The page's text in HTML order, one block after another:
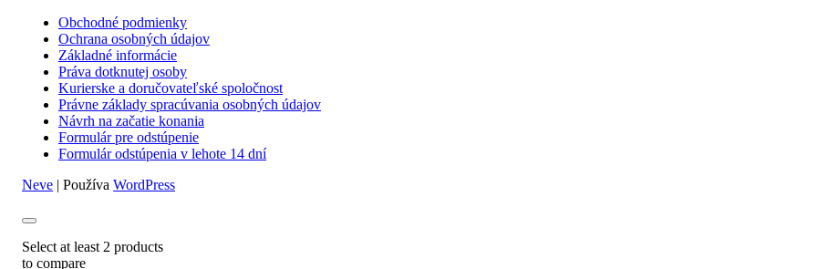
Obchodné podmienky
Ochrana osobných údajov
Základné informácie
Práva dotknutej osoby
Kurierske a doručovateľské spoločnost
Právne základy spracúvania osobných údajov
Návrh na začatie konania
Formulár pre odstúpenie
Formulár odstúpenia v lehote 14 dní
Neve | Používa WordPress
Select at least 2 products
to compare